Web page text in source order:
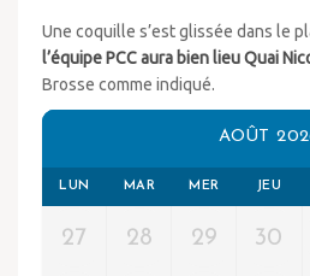
Une coquille s’est glissée dans le
l’équipe PCC aura bien lieu Quai
Brosse comme indiqué.
AOÛT
LUN MAR MER JEU
27 28 29 30